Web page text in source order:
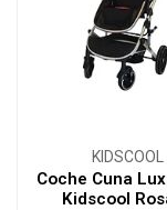
KIDSCOOL
Coche Cuna Lux
Kidscool